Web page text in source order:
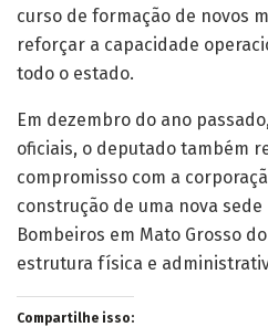
curso de formação de novos
reforçar a capacidade
todo o estado.
Em dezembro do ano
oficiais, o deputado também
compromisso com a
construção de uma nova sede
Bombeiros em Mato Grosso
estrutura física e
Compartilhe isso: